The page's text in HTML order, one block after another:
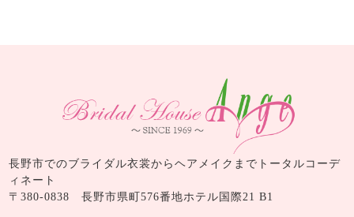
長野市でのブライダル衣裳からヘアメイクまでトータルコーデ
ィネート
〒380-0838 長野市県町576番地ホテル国際21 B1